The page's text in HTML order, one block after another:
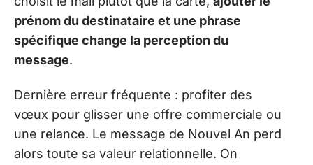
prénom du destinataire et une phrase
spécifique change la perception du
message.
Dernière erreur fréquente : profiter des
vœux pour glisser une offre commerciale ou
une relance. Le message de Nouvel An perd
alors toute sa valeur relationnelle. On